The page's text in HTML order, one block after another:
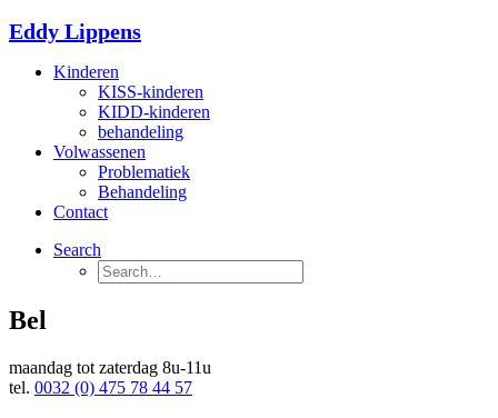
Eddy Lippens
Kinderen
KISS-kinderen
KIDD-kinderen
behandeling
Volwassenen
Problematiek
Behandeling
Contact
Search
Bel
maandag tot zaterdag 8u-11u
tel. 0032 (0) 475 78 44 57